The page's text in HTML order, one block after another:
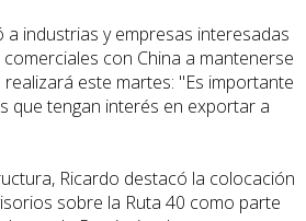
industrias y empresas interesadas
con China a mantenerse
este martes: "Es importante
que tengan interés en exportar a
Ricardo destacó la colocación
sobre la Ruta 40 como parte